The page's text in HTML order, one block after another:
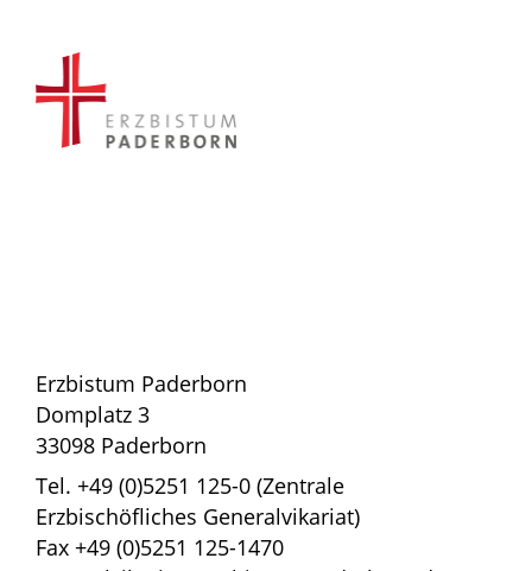
Erzbistum Paderborn
Domplatz 3
33098 Paderborn
Tel. +49 (0)5251 125-0 (Zentrale
Erzbischöfliches Generalvikariat)
Fax +49 (0)5251 125-1470